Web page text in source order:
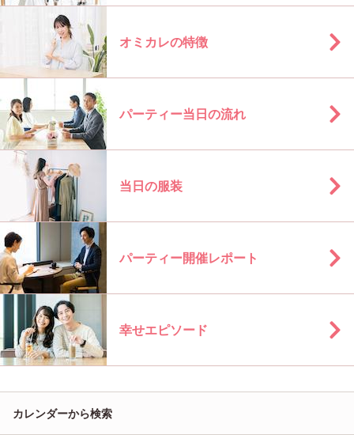
オミカレの特徴
パーティー当日の流れ
当日の服装
パーティー開催レポート
幸せエピソード
カレンダーから検索